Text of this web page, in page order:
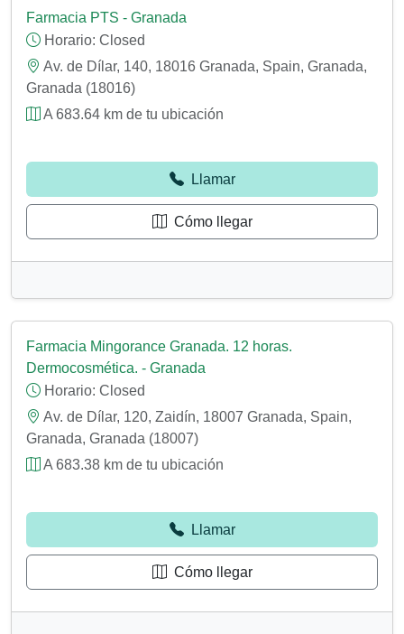
Farmacia PTS - Granada
Horario: Closed
Av. de Dílar, 140, 18016 Granada, Spain, Granada,
Granada (18016)
A 683.64 km de tu ubicación
Llamar
Cómo llegar
Farmacia Mingorance Granada. 12 horas.
Dermocosmética. - Granada
Horario: Closed
Av. de Dílar, 120, Zaidín, 18007 Granada, Spain,
Granada, Granada (18007)
A 683.38 km de tu ubicación
Llamar
Cómo llegar